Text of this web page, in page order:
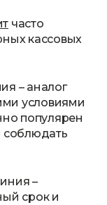
часто
кассовых
– аналог
условиями
популярен
–
срок и